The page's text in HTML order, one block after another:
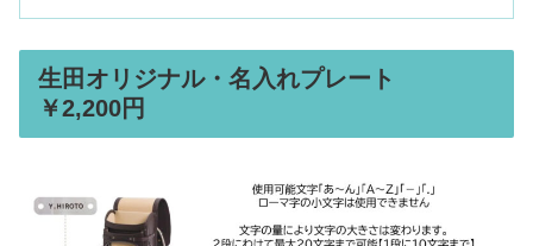
生田オリジナル・名入れプレート
￥2,200円